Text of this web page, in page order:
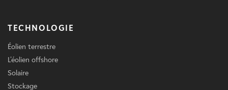
TECHNOLOGIE
Éolien terrestre
L'éolien offshore
Solaire
Stockage